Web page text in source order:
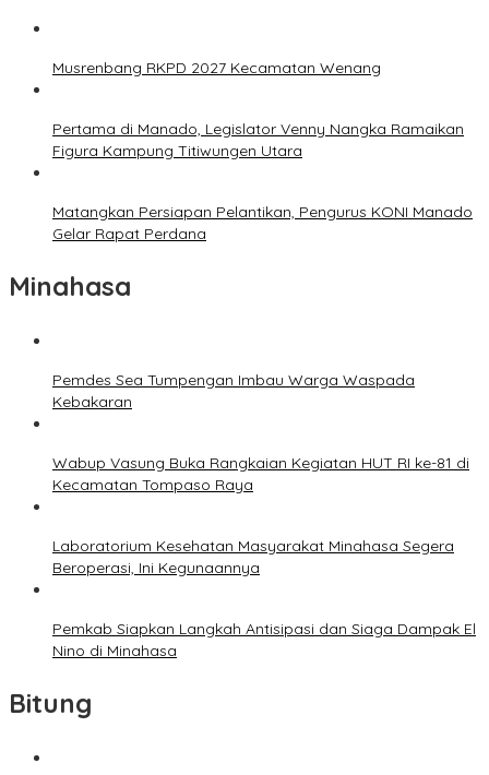
Musrenbang RKPD 2027 Kecamatan Wenang
Pertama di Manado, Legislator Venny Nangka Ramaikan
Figura Kampung Titiwungen Utara
Matangkan Persiapan Pelantikan, Pengurus KONI Manado
Gelar Rapat Perdana
Minahasa
Pemdes Sea Tumpengan Imbau Warga Waspada
Kebakaran
Wabup Vasung Buka Rangkaian Kegiatan HUT RI ke-81 di
Kecamatan Tompaso Raya
Laboratorium Kesehatan Masyarakat Minahasa Segera
Beroperasi, Ini Kegunaannya
Pemkab Siapkan Langkah Antisipasi dan Siaga Dampak El
Nino di Minahasa
Bitung